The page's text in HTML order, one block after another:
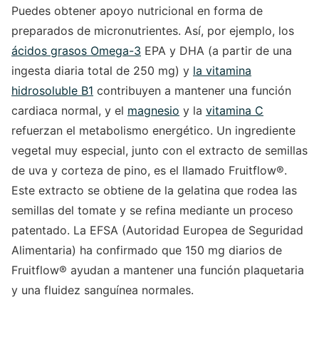
Puedes obtener apoyo nutricional en forma de
preparados de micronutrientes. Así, por ejemplo, los
ácidos grasos Omega-3 EPA y DHA (a partir de una
ingesta diaria total de 250 mg) y la vitamina
hidrosoluble B1 contribuyen a mantener una función
cardiaca normal, y el magnesio y la vitamina C
refuerzan el metabolismo energético. Un ingrediente
vegetal muy especial, junto con el extracto de semillas
de uva y corteza de pino, es el llamado Fruitflow®.
Este extracto se obtiene de la gelatina que rodea las
semillas del tomate y se refina mediante un proceso
patentado. La EFSA (Autoridad Europea de Seguridad
Alimentaria) ha confirmado que 150 mg diarios de
Fruitflow® ayudan a mantener una función plaquetaria
y una fluidez sanguínea normales.